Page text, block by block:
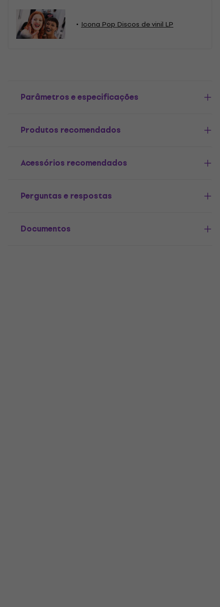
Icona Pop Discos de vinil LP
Parâmetros e especificações
Produtos recomendados
Acessórios recomendados
Perguntas e respostas
Documentos